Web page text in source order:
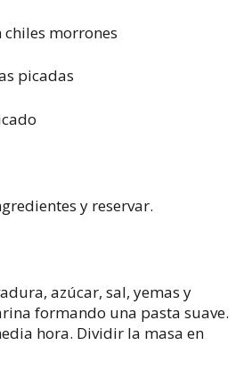
morrones
picadas
y reservar.
azúcar, sal, yemas y
formando una pasta suave.
hora. Dividir la masa en